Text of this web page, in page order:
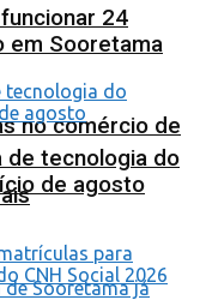
no comércio de
24
em Sooretama
de tecnologia do
de agosto